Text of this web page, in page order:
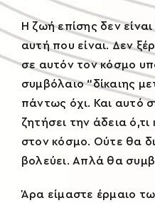
Η ζωή επίσης δεν είναι
αυτή που είναι. Δεν
σε αυτόν τον κόσμο
συμβόλαιο “δίκαιης
πάντως όχι. Και αυτό
ζητήσει την άδεια ό,τι
στον κόσμο. Ούτε θα
βολεύει. Απλά θα
Άρα είμαστε έρμαιο